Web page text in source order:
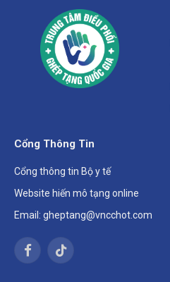
Cổng Thông Tin
Cổng thông tin Bộ y tế
Website hiến mô tạng online
Email: gheptang@vncchot.com
FacebookTikTok